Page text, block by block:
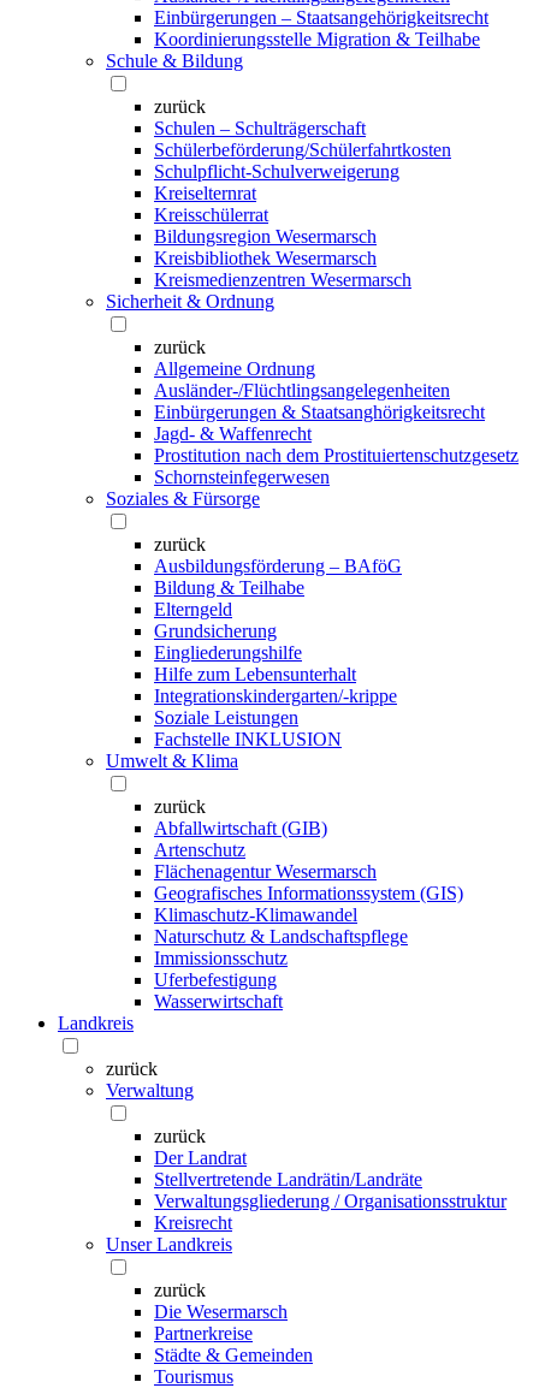
Einbürgerungen – Staatsangehörigkeitsrecht
Koordinierungsstelle Migration & Teilhabe
Schule & Bildung
zurück
Schulen – Schulträgerschaft
Schülerbeförderung/Schülerfahrtkosten
Schulpflicht-Schulverweigerung
Kreiselternrat
Kreisschülerrat
Bildungsregion Wesermarsch
Kreisbibliothek Wesermarsch
Kreismedienzentren Wesermarsch
Sicherheit & Ordnung
zurück
Allgemeine Ordnung
Ausländer-/Flüchtlingsangelegenheiten
Einbürgerungen & Staatsanghörigkeitsrecht
Jagd- & Waffenrecht
Prostitution nach dem Prostituiertenschutzgesetz
Schornsteinfegerwesen
Soziales & Fürsorge
zurück
Ausbildungsförderung – BAföG
Bildung & Teilhabe
Elterngeld
Grundsicherung
Eingliederungshilfe
Hilfe zum Lebensunterhalt
Integrationskindergarten/-krippe
Soziale Leistungen
Fachstelle INKLUSION
Umwelt & Klima
zurück
Abfallwirtschaft (GIB)
Artenschutz
Flächenagentur Wesermarsch
Geografisches Informationssystem (GIS)
Klimaschutz-Klimawandel
Naturschutz & Landschaftspflege
Immissionsschutz
Uferbefestigung
Wasserwirtschaft
Landkreis
zurück
Verwaltung
zurück
Der Landrat
Stellvertretende Landrätin/Landräte
Verwaltungsgliederung / Organisationsstruktur
Kreisrecht
Unser Landkreis
zurück
Die Wesermarsch
Partnerkreise
Städte & Gemeinden
Tourismus